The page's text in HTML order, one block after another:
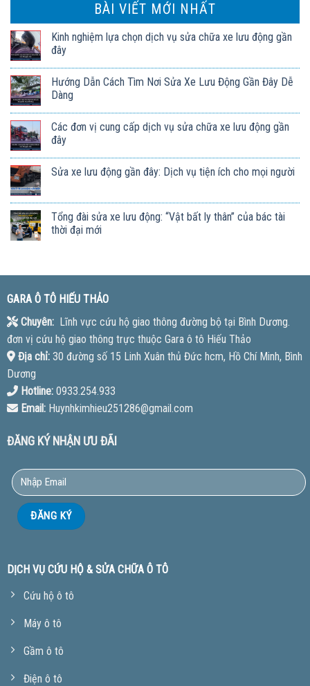
BÀI VIẾT MỚI NHẤT
Kinh nghiệm lựa chọn dịch vụ sửa chữa xe lưu động gần
đây
Hướng Dẫn Cách Tìm Nơi Sửa Xe Lưu Động Gần Đây Dễ
Dàng
Các đơn vị cung cấp dịch vụ sửa chữa xe lưu động gần
đây
Sửa xe lưu động gần đây: Dịch vụ tiện ích cho mọi người
Tổng đài sửa xe lưu động: “Vật bất ly thân” của bác tài
thời đại mới
GARA Ô TÔ HIẾU THẢO
Chuyên:Lĩnh vực cứu hộ giao thông đường bộ tại Bình Dương.
đơn vị cứu hộ giao thông trực thuộc Gara ô tô Hiếu Thảo
Địa chỉ:30 đường số 15 Linh Xuân thủ Đức hcm, Hồ Chí Minh, Bình
Dương
Hotline:0933.254.933
Email:Huynhkimhieu251286@gmail.com
ĐĂNG KÝ NHẬN ƯU ĐÃI
DỊCH VỤ CỨU HỘ & SỬA CHỮA Ô TÔ
Cứu hộ ô tô
Máy ô tô
Gầm ô tô
Điện ô tô